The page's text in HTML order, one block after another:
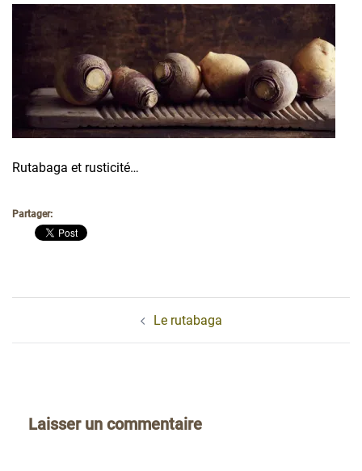
Rutabaga et rusticité…
Partager:
Le rutabaga
Laisser un commentaire